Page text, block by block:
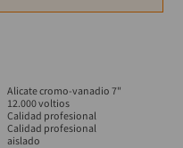
Alicate cromo-vanadio 7"
12.000 voltios
Calidad profesional
Calidad profesional
aislado